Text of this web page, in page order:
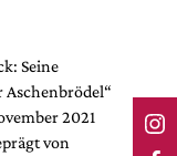
Seine
Aschenbrödel“
2021
von